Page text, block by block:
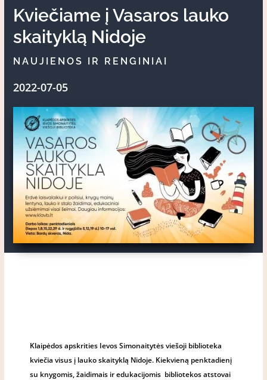
Kviečiame į Vasaros lauko
skaityklą Nidoje
NAUJIENOS IR RENGINIAI
2022-07-05
Klaipėdos apskrities Ievos Simonaitytės viešoji biblioteka
kviečia visus į lauko skaityklą Nidoje. Kiekvieną penktadienį
su knygomis, žaidimais ir edukacijomis bibliotekos atstovai